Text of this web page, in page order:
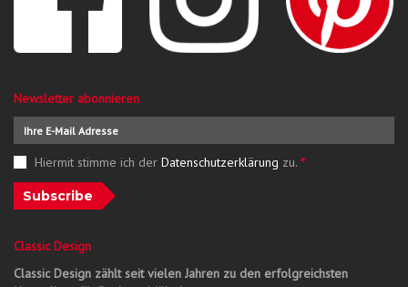
Newsletter abonnieren
Hiermit stimme ich der Datenschutzerklärung zu. *
Subscribe
Classic Design
Classic Design zählt seit vielen Jahren zu den erfolgreichsten